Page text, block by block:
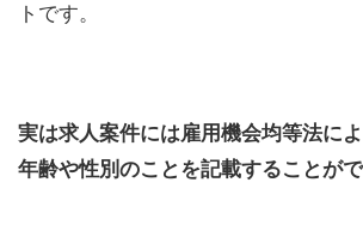
トです。
実は求人案件には雇用機会均等法に
年齢や性別のことを記載することがで